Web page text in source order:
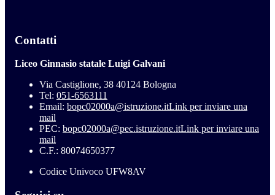
Contatti
Liceo Ginnasio statale Luigi Galvani
Via Castiglione, 38 40124 Bologna
Tel: 051-6563111
Email: bopc02000a@istruzione.itLink per inviare una
mail
PEC: bopc02000a@pec.istruzione.itLink per inviare una
mail
C.F.: 80074650377
Codice Univoco UFW8AV